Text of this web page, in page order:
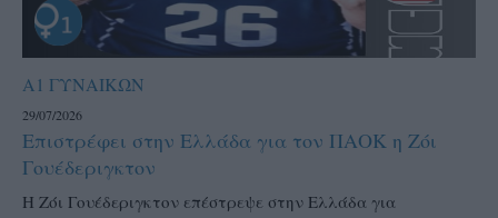
Α1 ΓΥΝΑΙΚΩΝ
29/07/2026
Επιστρέφει στην Ελλάδα για τον ΠΑΟΚ η Ζόι
Γουέδεριγκτον
Η Ζόι Γουέδεριγκτον επέστρεψε στην Ελλάδα για